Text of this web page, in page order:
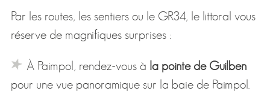
Par les routes, les sentiers ou le GR34, le littoral vous
réserve de magnifiques surprises :
À Paimpol, rendez-vous à la pointe de Guilben
pour une vue panoramique sur la baie de Paimpol.